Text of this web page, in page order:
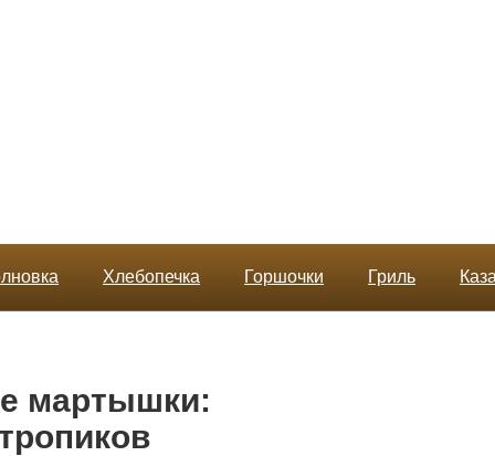
Хлебопечка Горшочки Гриль
мартышки: